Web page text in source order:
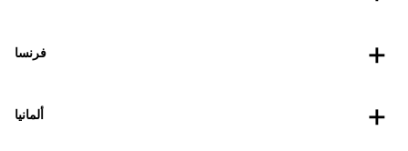
فرنسا
ألمانيا